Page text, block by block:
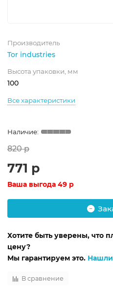
Производитель
Tor industries
Высота упаковки, мм
100
Все характеристики
820 р
771 р
Ваша выгода 49 р
Хотите быть уверены, что
цену?
Мы гарантируем это.
В сравнение